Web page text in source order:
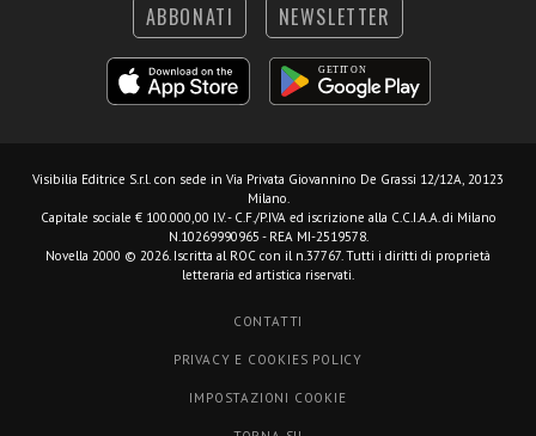
ABBONATI NEWSLETTER
Visibilia Editrice S.r.l. con sede in Via Privata Giovannino De Grassi 12/12A, 20123
Milano.
Capitale sociale € 100.000,00 I.V. - C.F./P.IVA ed iscrizione alla C.C.I.A.A. di Milano
N.10269990965 - REA MI-2519578.
Novella 2000 © 2026. Iscritta al ROC con il n.37767. Tutti i diritti di proprietà
letteraria ed artistica riservati.
CONTATTI
PRIVACY E COOKIES POLICY
IMPOSTAZIONI COOKIE